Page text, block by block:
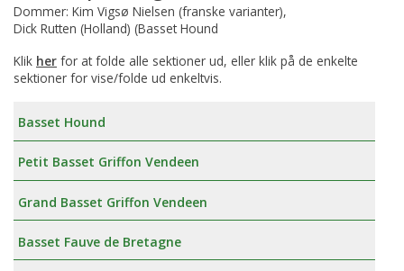
Dommer: Kim Vigsø Nielsen (franske varianter),
Dick Rutten (Holland) (Basset Hound
Klik her for at folde alle sektioner ud, eller klik på de enkelte
sektioner for vise/folde ud enkeltvis.
Basset Hound
Petit Basset Griffon Vendeen
Grand Basset Griffon Vendeen
Basset Fauve de Bretagne